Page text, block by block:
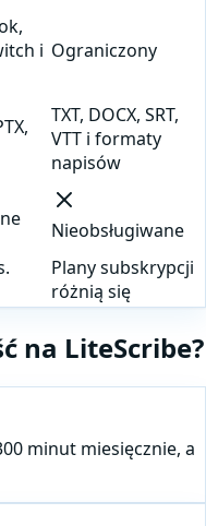
i Ograniczony
TXT, DOCX, SRT,
VTT i formaty
napisów
Nieobsługiwane
Plany subskrypcji
różnią się
na LiteScribe?
minut miesięcznie, a